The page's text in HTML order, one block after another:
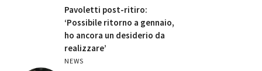
Pavoletti post-ritiro:
‘Possibile ritorno a gennaio,
ho ancora un desiderio da
realizzare’
NEWS